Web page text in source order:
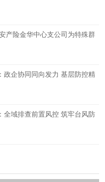
产险金华中心支公司为特殊群
政企协同同向发力 基层防控精
全域排查前置风控 筑牢台风防